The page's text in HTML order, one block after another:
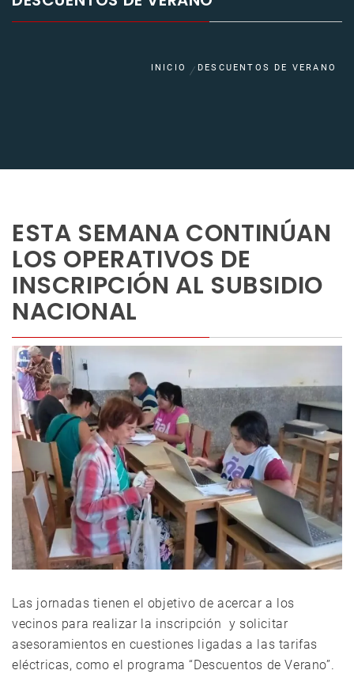
INICIO DESCUENTOS DE VERANO
ESTA SEMANA CONTINÚAN
LOS OPERATIVOS DE
INSCRIPCIÓN AL SUBSIDIO
NACIONAL
Las jornadas tienen el objetivo de acercar a los
vecinos para realizar la inscripción y solicitar
asesoramientos en cuestiones ligadas a las tarifas
eléctricas, como el programa “Descuentos de Verano”.